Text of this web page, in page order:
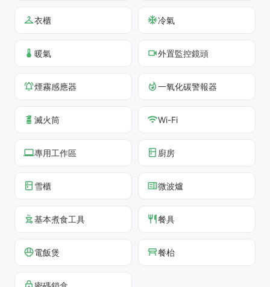
衣櫃 冷氣
暖氣 外置監控鏡頭
煙霧感應器 一氧化碳警報器
滅火筒 Wi-Fi
專用工作區 廚房
雪櫃 微波爐
基本煮食工具 餐具
電飯煲 餐枱